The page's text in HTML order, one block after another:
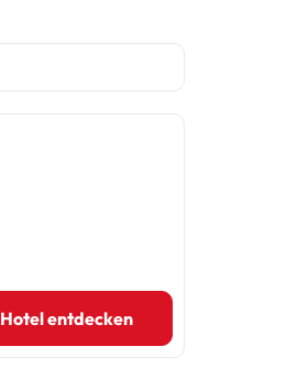
Hotel entdecken